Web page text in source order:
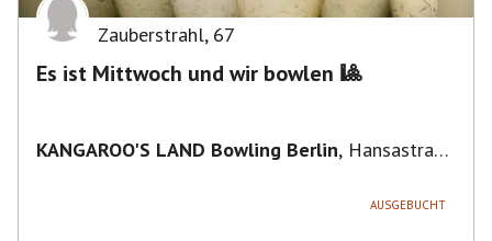
Zauberstrahl, 67
Es ist Mittwoch und wir bowlen 🎱
KANGAROO'S LAND Bowling Berlin, Hansastraße
AUSGEBUCHT